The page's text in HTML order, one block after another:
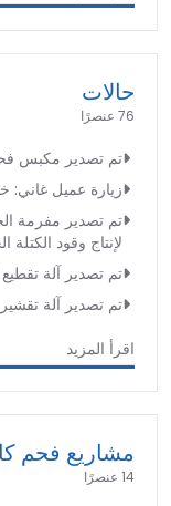
حالات
76 عنصرًا
تم تصدير مكبس فحم ديزل بقوة 20
زيارة عميل غاني:
لإنتاج وقود الكتلة
تم تصدير آلة
تم تصدير آلة
اقرأ المزيد
مشاريع فحم
14 عنصرًا